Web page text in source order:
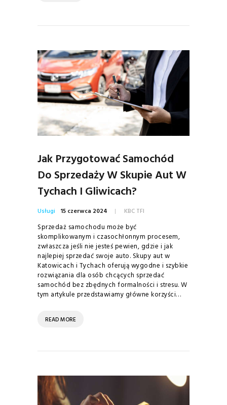
Jak Przygotować Samochód
Do Sprzedaży W Skupie Aut W
Tychach I Gliwicach?
Usługi 15 czerwca 2024 KBC TFI
Sprzedaż samochodu może być
skomplikowanym i czasochłonnym procesem,
zwłaszcza jeśli nie jesteś pewien, gdzie i jak
najlepiej sprzedać swoje auto. Skupy aut w
Katowicach i Tychach oferują wygodne i szybkie
rozwiązania dla osób chcących sprzedać
samochód bez zbędnych formalności i stresu. W
tym artykule przedstawiamy główne korzyści…
READ MORE